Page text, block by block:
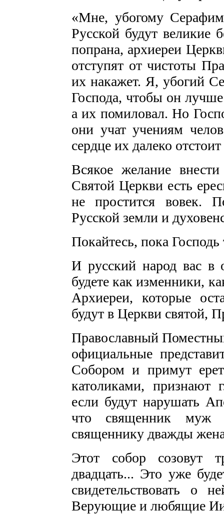
«Мне, убогому
Русской будут великие
попрана, архиереи
отступят от чистоты
их накажет. Я, убогий
Господа, чтобы он
а их помиловал. Но
они учат учениям
сердце их далеко
Всякое желание
Святой Церкви есть
не простится вовек.
Русской земли и
Покайтесь, пока Господь
И русский народ вас в
будете как изменники,
Архиереи, которые
будут в Церкви святой,
Православный
официальные
Собором и примут
католиками, признают
если будут нарушать
что священник
священнику дважды
Этот собор созовут
двадцать... Это уже
свидетельствовать о
Верующие и любящие